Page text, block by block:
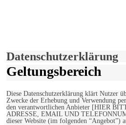
Datenschutzerklärung
Geltungsbereich
Diese Datenschutzerklärung klärt Nutzer
Zwecke der Erhebung und Verwendung
den verantwortlichen Anbieter [HIER
ADRESSE, EMAIL UND
dieser Website (im folgenden “Angebot”)